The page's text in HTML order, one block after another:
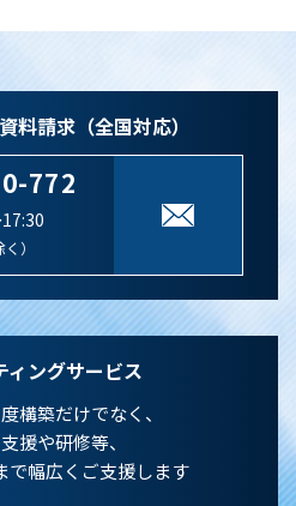
料請求（全国対応）
772
）
ィングサービス
構築だけでなく、
援や研修等、
で幅広くご支援します